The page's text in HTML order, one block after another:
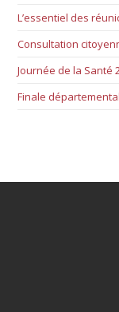
L’essentiel des
Consultation
Journée de la Santé
Finale